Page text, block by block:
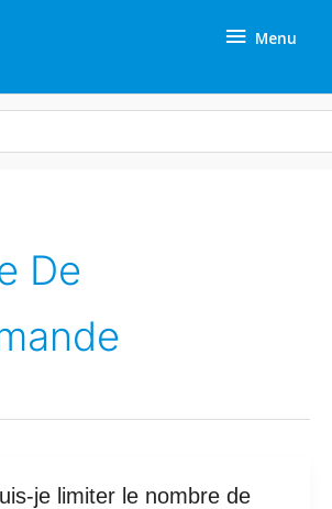
Menu
De
je limiter le nombre de